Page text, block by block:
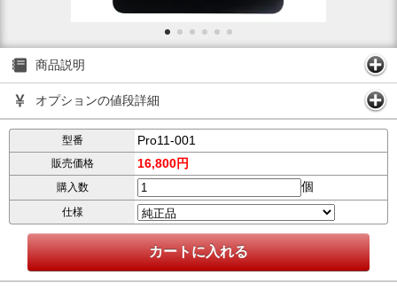
商品説明
オプションの値段詳細
型番 Pro11-001
販売価格 16,800円
購入数 個
仕様